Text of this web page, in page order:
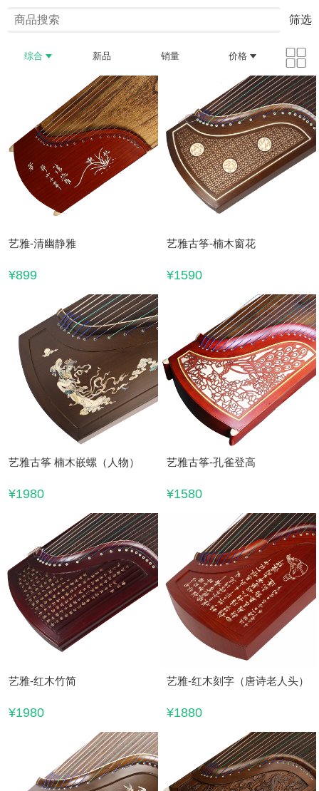
筛选
综合 新品 销量 价格
艺雅-清幽静雅
¥899
艺雅古筝-楠木窗花
¥1590
艺雅古筝 楠木嵌螺（人物）
¥1980
艺雅古筝-孔雀登高
¥1580
艺雅-红木竹简
¥1980
艺雅-红木刻字（唐诗老人头）
¥1880